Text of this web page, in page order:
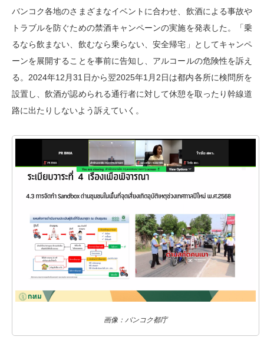
バンコク各地のさまざまなイベントに合わせ、飲酒による事故や
トラブルを防ぐための禁酒キャンペーンの実施を発表した。「乗
るなら飲まない、飲むなら乗らない、安全帰宅」としてキャンペ
ーンを展開することを事前に告知し、アルコールの危険性を訴え
る。2024年12月31日から翌2025年1月2日は都内各所に検問所を
設置し、飲酒が認められる通行者に対して休憩を取ったり幹線道
路に出たりしないよう訴えていく。
画像：バンコク都庁